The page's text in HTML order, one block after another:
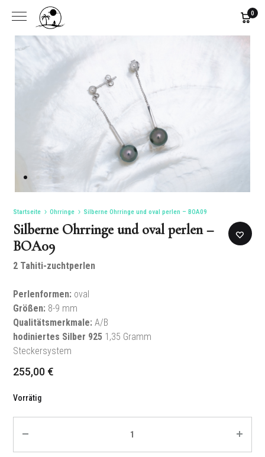
0
Startseite Ohrringe Silberne Ohrringe und oval perlen – BOA09
Silberne Ohrringe und oval perlen –
BOA09
2 Tahiti-zuchtperlen
Perlenformen: oval
Größen: 8-9 mm
Qualitätsmerkmale: A/B
hodiniertes Silber 925 1,35 Gramm
Steckersystem
255,00 €
Vorrätig